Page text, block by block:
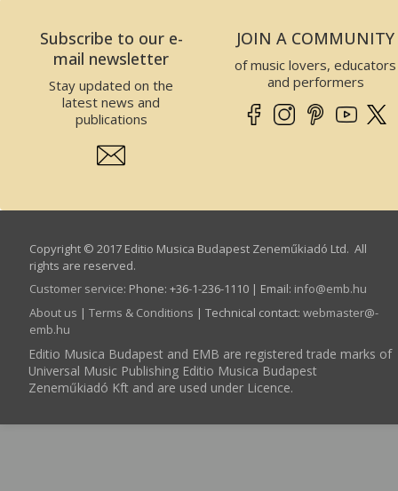
Subscribe to our e-
mail newsletter
Stay updated on the
latest news and
publications
JOIN A COMMUNITY
of music lovers, educators
and performers
Copyright © 2017 Editio Musica Budapest Zeneműkiadó Ltd. All
rights are reserved.
Customer service: Phone: +36-1-236-1110 | Email: info­@­emb.hu
About us | Terms & Conditions | Technical contact: webmaster­@­
emb.hu
Editio Musica Budapest and EMB are registered trade marks of
Universal Music Publishing Editio Musica Budapest
Zeneműkiadó Kft and are used under Licence.